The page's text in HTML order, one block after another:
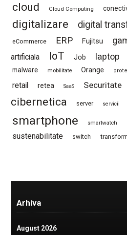
cloud Cloud Computing
digitalizare digital
eCommerce ERP Fujitsu
artificiala
IoT Job laptop
malware mobilitate Orange
retail retea SaaS Securitate
cibernetica
server servicii
smartphone smartwatch
sustenabilitate switch
Arhiva
August 2026